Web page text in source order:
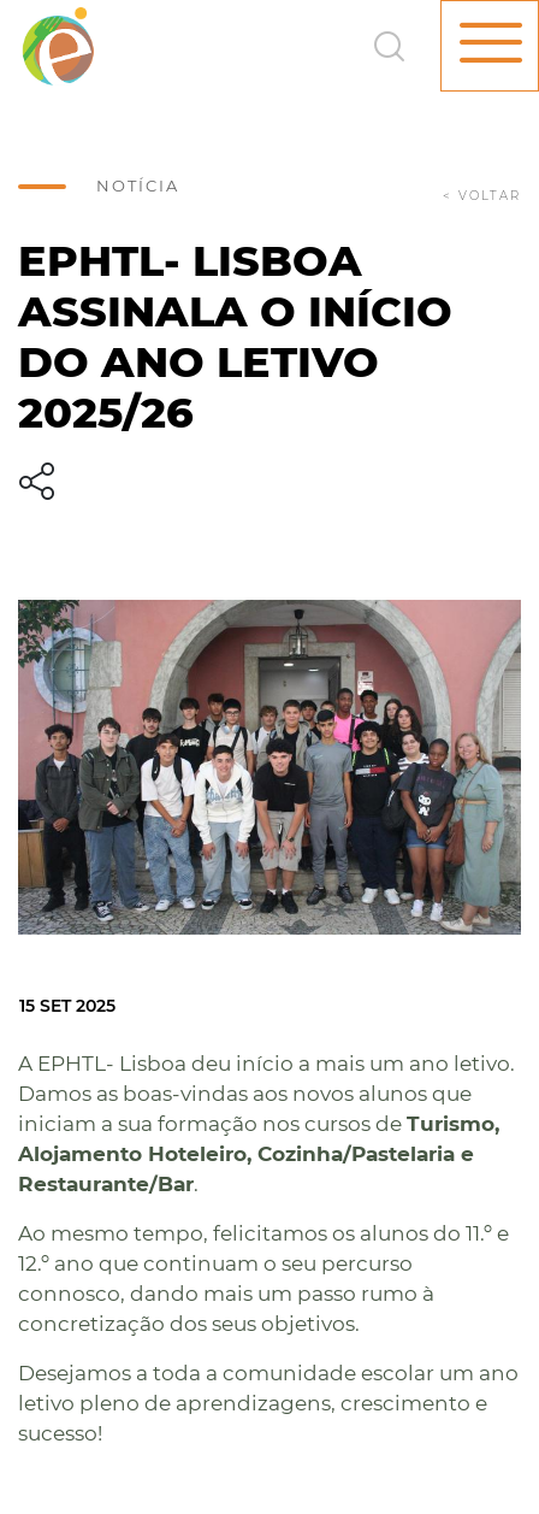
NOTÍCIA
< VOLTAR
EPHTL- LISBOA
ASSINALA O INÍCIO
DO ANO LETIVO
2025/26
15 SET 2025
A EPHTL- Lisboa deu início a mais um ano letivo.
Damos as boas-vindas aos novos alunos que
iniciam a sua formação nos cursos de Turismo,
Alojamento Hoteleiro, Cozinha/Pastelaria e
Restaurante/Bar.
Ao mesmo tempo, felicitamos os alunos do 11.º e
12.º ano que continuam o seu percurso
connosco, dando mais um passo rumo à
concretização dos seus objetivos.
Desejamos a toda a comunidade escolar um ano
letivo pleno de aprendizagens, crescimento e
sucesso!